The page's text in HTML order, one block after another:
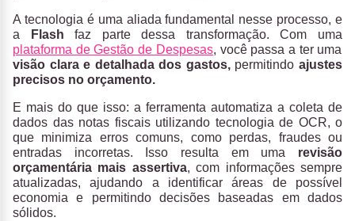
A tecnologia é uma aliada fundamental nesse processo, e
a
Flashfaz parte dessa transformação. Com uma
plataforma de Gestão de Despesas, você passa a ter uma
visão clara e detalhada dos gastos,permitindoajustes
precisos no orçamento.
E mais do que isso: a ferramenta automatiza a coleta de
dados das notas fiscais utilizando tecnologia de OCR, o
que minimiza erros comuns, como perdas, fraudes ou
entradas incorretas. Isso resulta em uma revisão
orçamentária mais assertiva, com informações sempre
atualizadas, ajudando a identificar áreas de possível
economia e permitindo decisões baseadas em dados
sólidos.